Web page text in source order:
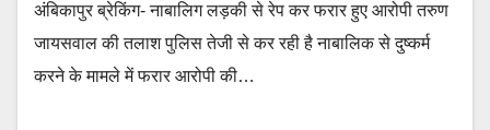
अंबिकापुर ब्रेकिंग- नाबालिग लड़की से रेप कर फरार हुए आरोपी तरुण
जायसवाल की तलाश पुलिस तेजी से कर रही है नाबालिक से दुष्कर्म
करने के मामले में फरार आरोपी की…